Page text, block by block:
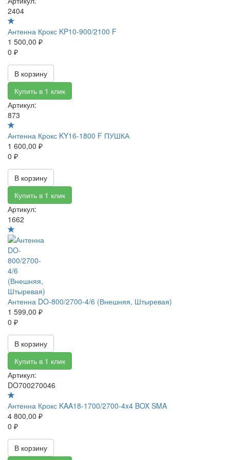
2404
Антенна Крокс KP10-900/2100 F
1 500,00 ₽
0 ₽
В корзину
Купить в 1 клик
Артикул:
873
Антенна Крокс KY16-1800 F ПУШКА
1 600,00 ₽
0 ₽
В корзину
Купить в 1 клик
Артикул:
1662
Антенна DO-800/2700-4/6 (Внешняя, Штыревая)
1 599,00 ₽
0 ₽
В корзину
Купить в 1 клик
Артикул:
DO700270046
Антенна Крокс KAA18-1700/2700-4x4 BOX SMA
4 800,00 ₽
0 ₽
В корзину